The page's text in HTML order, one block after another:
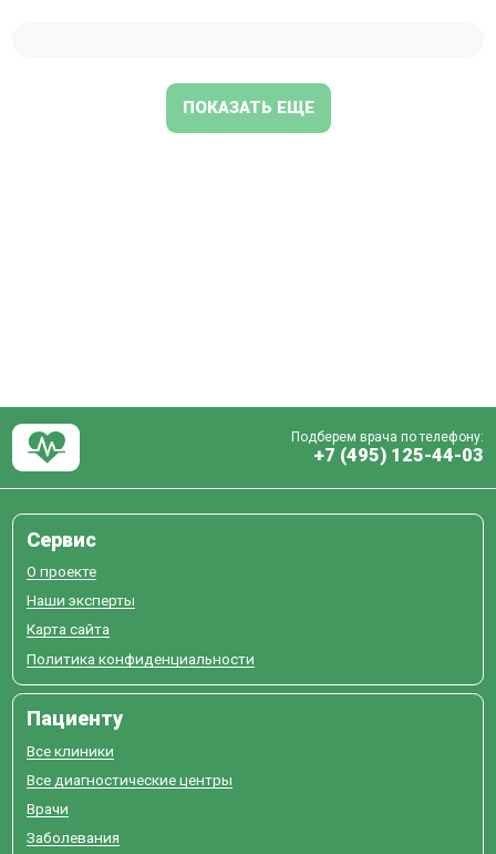
ПОКАЗАТЬ ЕЩЕ
Подберем врача по телефону:
+7 (495) 125-44-03
Сервис
О проекте
Наши эксперты
Карта сайта
Политика конфиденциальности
Пациенту
Все клиники
Все диагностические центры
Врачи
Заболевания